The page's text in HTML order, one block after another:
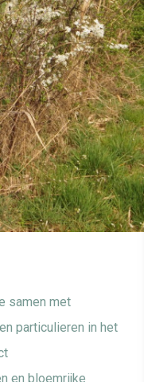
samen met
particulieren in het
en bloemrijke